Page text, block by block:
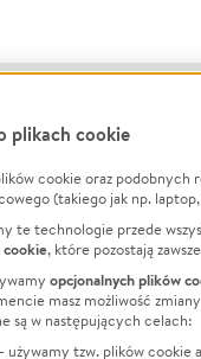
Instagram
Youtube
plikach cookie
cookie oraz podobnych
(takiego jak np.
te technologie przede
cookie, które pozostają
opcjonalnych plików
masz możliwość
są w następujących celach:
używamy tzw. plików cookie